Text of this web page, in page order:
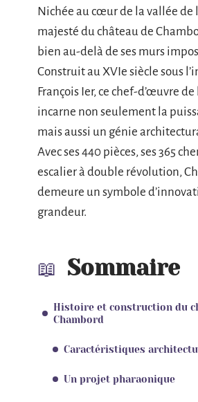
Nichée au cœur de la vallée de
majesté du château de
bien au-delà de ses murs
Construit au XVIe siècle sous
François Ier, ce chef-d’œuvre
incarne non seulement la
mais aussi un génie
Avec ses 440 pièces, ses 365
escalier à double révolution,
demeure un symbole
grandeur.
Sommaire
Histoire et construction du
Chambord
Caractéristiques
Un projet pharaonique